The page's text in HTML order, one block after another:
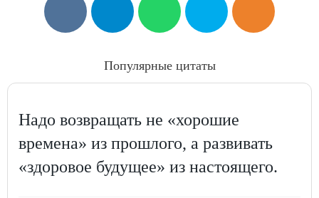
Популярные цитаты
Надо возвращать не «хорошие
времена» из прошлого, а развивать
«здоровое будущее» из настоящего.